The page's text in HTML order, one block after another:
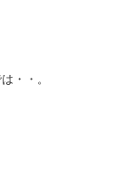
・・。